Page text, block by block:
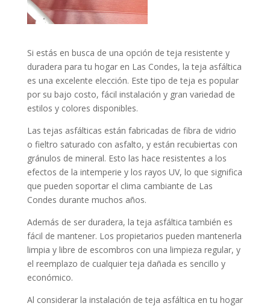
Si estás en busca de una opción de teja resistente y
duradera para tu hogar en Las Condes, la teja asfáltica
es una excelente elección. Este tipo de teja es popular
por su bajo costo, fácil instalación y gran variedad de
estilos y colores disponibles.
Las tejas asfálticas están fabricadas de fibra de vidrio
o fieltro saturado con asfalto, y están recubiertas con
gránulos de mineral. Esto las hace resistentes a los
efectos de la intemperie y los rayos UV, lo que significa
que pueden soportar el clima cambiante de Las
Condes durante muchos años.
Además de ser duradera, la teja asfáltica también es
fácil de mantener. Los propietarios pueden mantenerla
limpia y libre de escombros con una limpieza regular, y
el reemplazo de cualquier teja dañada es sencillo y
económico.
Al considerar la instalación de teja asfáltica en tu hogar